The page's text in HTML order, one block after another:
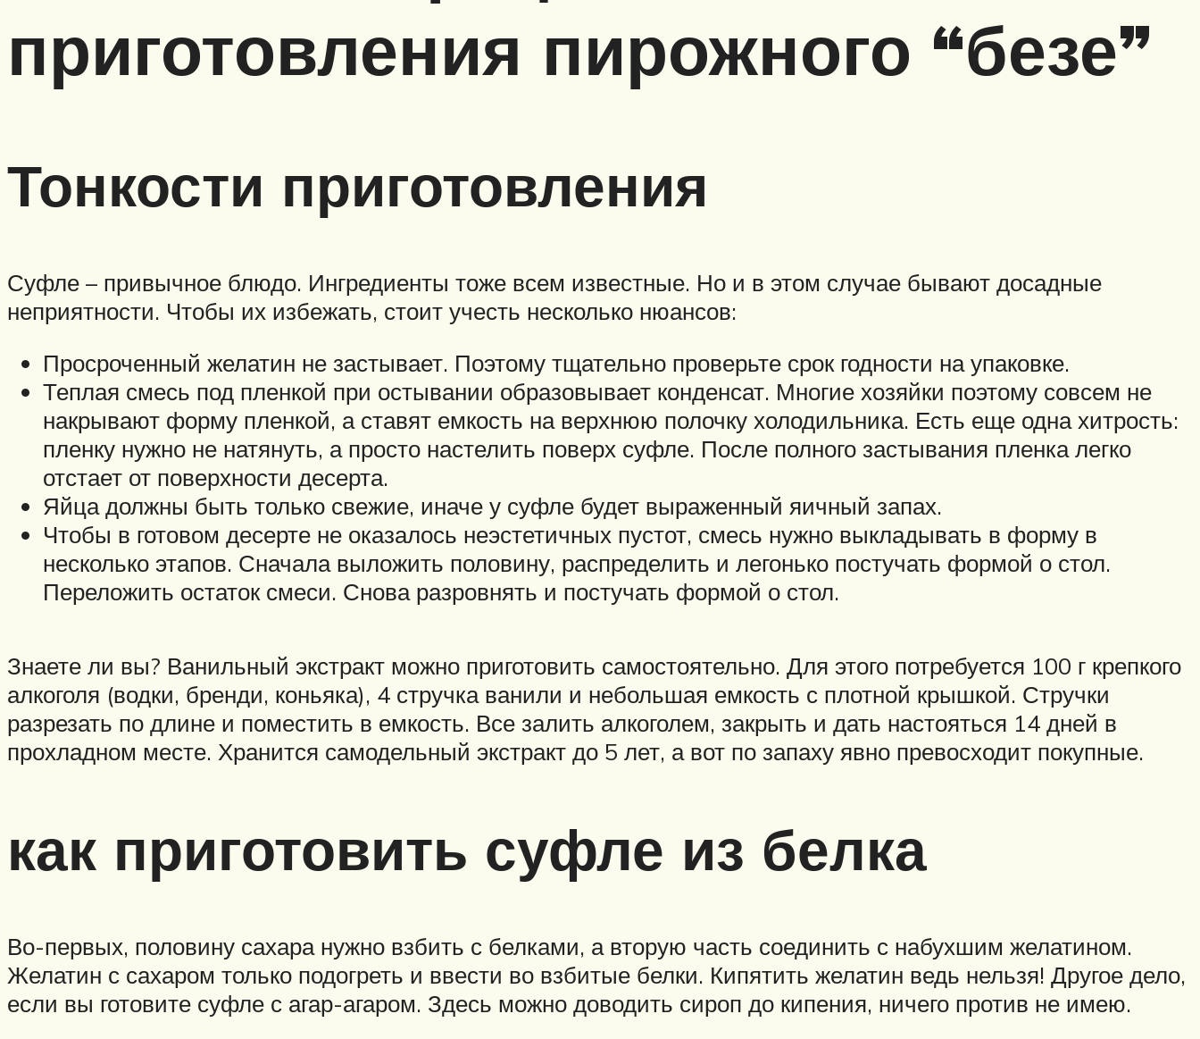
приготовления пирожного “безе”
Тонкости приготовления
Суфле – привычное блюдо. Ингредиенты тоже всем известные. Но и в этом случае бывают досадные
неприятности. Чтобы их избежать, стоит учесть несколько нюансов:
Просроченный желатин не застывает. Поэтому тщательно проверьте срок годности на упаковке.
Теплая смесь под пленкой при остывании образовывает конденсат. Многие хозяйки поэтому совсем не
накрывают форму пленкой, а ставят емкость на верхнюю полочку холодильника. Есть еще одна хитрость:
пленку нужно не натянуть, а просто настелить поверх суфле. После полного застывания пленка легко
отстает от поверхности десерта.
Яйца должны быть только свежие, иначе у суфле будет выраженный яичный запах.
Чтобы в готовом десерте не оказалось неэстетичных пустот, смесь нужно выкладывать в форму в
несколько этапов. Сначала выложить половину, распределить и легонько постучать формой о стол.
Переложить остаток смеси. Снова разровнять и постучать формой о стол.
Знаете ли вы? Ванильный экстракт можно приготовить самостоятельно. Для этого потребуется 100 г крепкого
алкоголя (водки, бренди, коньяка), 4 стручка ванили и небольшая емкость с плотной крышкой. Стручки
разрезать по длине и поместить в емкость. Все залить алкоголем, закрыть и дать настояться 14 дней в
прохладном месте. Хранится самодельный экстракт до 5 лет, а вот по запаху явно превосходит покупные.
как приготовить суфле из белка
Во-первых, половину сахара нужно взбить с белками, а вторую часть соединить с набухшим желатином.
Желатин с сахаром только подогреть и ввести во взбитые белки. Кипятить желатин ведь нельзя! Другое дело,
если вы готовите суфле с агар-агаром. Здесь можно доводить сироп до кипения, ничего против не имею.